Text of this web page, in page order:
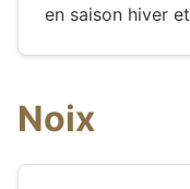
en saison hiver
Noix